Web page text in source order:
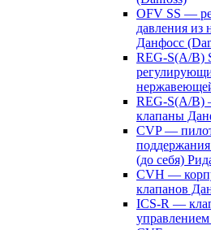
OFV SS —
давления из
Данфосс
REG-S(A/B)
REG-S(A/B)
клапаны
CVP —
(до себя)
CVH —
клапанов
ICS-R —